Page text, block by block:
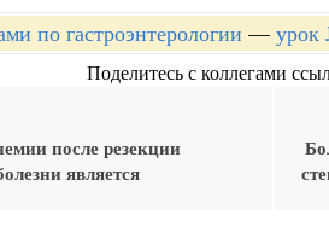
по гастроэнтерологии —
Поделитесь с коллегами
после резекции
является